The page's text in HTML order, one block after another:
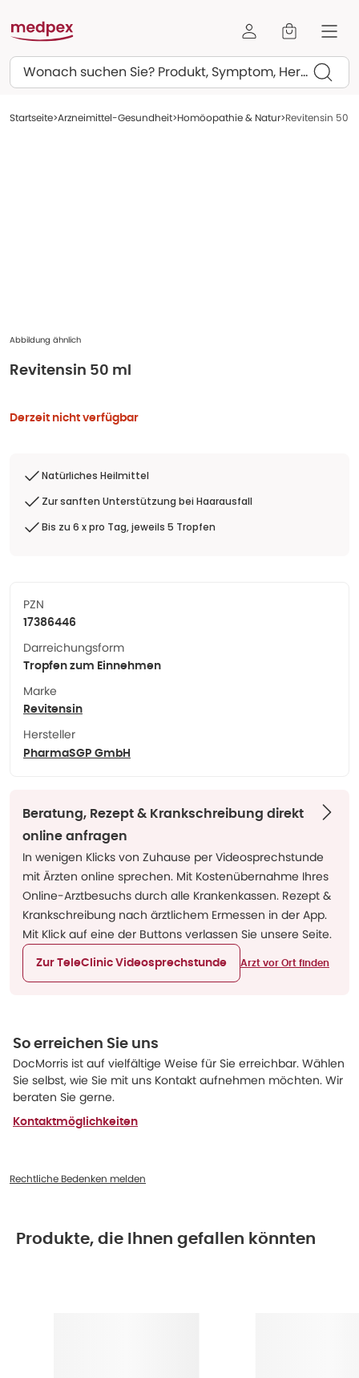
Suchen
Startseite Arzneimittel-Gesundheit Homöopathie & Natur Revitensin 50
Abbildung ähnlich
Revitensin 50 ml
Derzeit nicht verfügbar
Natürliches Heilmittel
Zur sanften Unterstützung bei Haarausfall
Bis zu 6 x pro Tag, jeweils 5 Tropfen
PZN
17386446
Darreichungsform
Tropfen zum Einnehmen
Marke
Revitensin
Hersteller
PharmaSGP GmbH
Beratung, Rezept & Krankschreibung direkt
online anfragen
In wenigen Klicks von Zuhause per Videosprechstunde
mit Ärzten online sprechen. Mit Kostenübernahme Ihres
Online-Arztbesuchs durch alle Krankenkassen. Rezept &
Krankschreibung nach ärztlichem Ermessen in der App.
Mit Klick auf eine der Buttons verlassen Sie unsere Seite.
Zur TeleClinic Videosprechstunde Arzt vor Ort finden
So erreichen Sie uns
DocMorris ist auf vielfältige Weise für Sie erreichbar. Wählen
Sie selbst, wie Sie mit uns Kontakt aufnehmen möchten. Wir
beraten Sie gerne.
Kontaktmöglichkeiten
Rechtliche Bedenken melden
Produkte, die Ihnen gefallen könnten